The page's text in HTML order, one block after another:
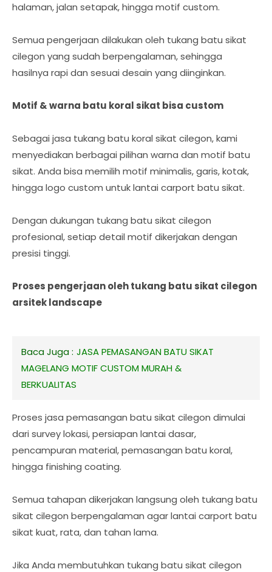
halaman, jalan setapak, hingga motif custom.
Semua pengerjaan dilakukan oleh tukang batu sikat
cilegon yang sudah berpengalaman, sehingga
hasilnya rapi dan sesuai desain yang diinginkan.
Motif & warna batu koral sikat bisa custom
Sebagai jasa tukang batu koral sikat cilegon, kami
menyediakan berbagai pilihan warna dan motif batu
sikat. Anda bisa memilih motif minimalis, garis, kotak,
hingga logo custom untuk lantai carport batu sikat.
Dengan dukungan tukang batu sikat cilegon
profesional, setiap detail motif dikerjakan dengan
presisi tinggi.
Proses pengerjaan oleh tukang batu sikat cilegon
arsitek landscape
Baca Juga : JASA PEMASANGAN BATU SIKAT
MAGELANG MOTIF CUSTOM MURAH &
BERKUALITAS
Proses jasa pemasangan batu sikat cilegon dimulai
dari survey lokasi, persiapan lantai dasar,
pencampuran material, pemasangan batu koral,
hingga finishing coating.
Semua tahapan dikerjakan langsung oleh tukang batu
sikat cilegon berpengalaman agar lantai carport batu
sikat kuat, rata, dan tahan lama.
Jika Anda membutuhkan tukang batu sikat cilegon